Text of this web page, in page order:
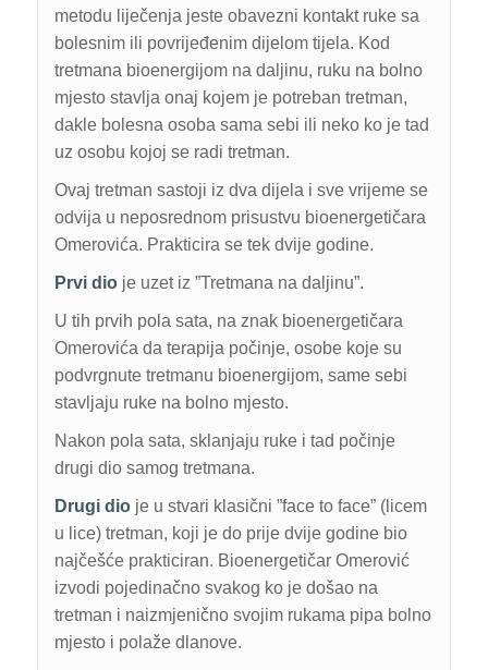
metodu liječenja jeste obavezni kontakt ruke sa
bolesnim ili povrijeđenim dijelom tijela. Kod
tretmana bioenergijom na daljinu, ruku na bolno
mjesto stavlja onaj kojem je potreban tretman,
dakle bolesna osoba sama sebi ili neko ko je tad
uz osobu kojoj se radi tretman.
Ovaj tretman sastoji iz dva dijela i sve vrijeme se
odvija u neposrednom prisustvu bioenergetičara
Omerovića. Prakticira se tek dvije godine.
Prvi dioje uzet iz ”Tretmana na daljinu”.
U tih prvih pola sata, na znak bioenergetičara
Omerovića da terapija počinje, osobe koje su
podvrgnute tretmanu bioenergijom, same sebi
stavljaju ruke na bolno mjesto.
Nakon pola sata, sklanjaju ruke i tad počinje
drugi dio samog tretmana.
Drugi dioje u stvari klasični ”face to face” (licem
u lice) tretman, koji je do prije dvije godine bio
najčešće prakticiran. Bioenergetičar Omerović
izvodi pojedinačno svakog ko je došao na
tretman i naizmjenično svojim rukama pipa bolno
mjesto i polaže dlanove.